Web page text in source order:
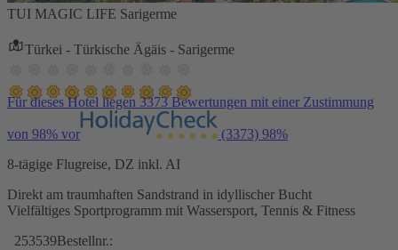
TUI MAGIC LIFE Sarigerme
Türkei - Türkische Ägäis - Sarigerme
Für dieses Hotel liegen 3373 Bewertungen mit einer Zustimmung
von 98% vor (3373) 98%
8-tägige Flugreise, DZ inkl. AI
Direkt am traumhaften Sandstrand in idyllischer Bucht
Vielfältiges Sportprogramm mit Wassersport, Tennis & Fitness
253539Bestellnr.: